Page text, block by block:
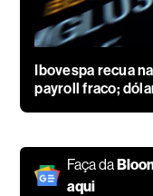
Ibovespa recua
payroll fraco;
Faça da
aqui